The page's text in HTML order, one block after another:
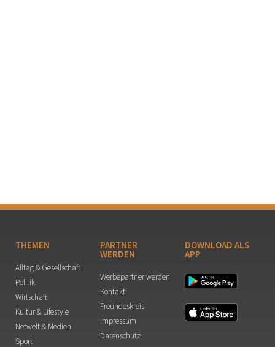
THEMEN
Alltag & Gesellschaft
Politik
Wirtschaft
Kultur & Lifestyle
Netwelt & Medien
Sport
PARTNER
WERDEN
Werbepartner werden
Kontakt
Freundeskreis
Impressum
Datenschutz
DOWNLOAD ALS
APP